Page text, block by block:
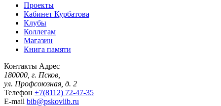
Проекты
Кабинет Курбатова
Клубы
Коллегам
Магазин
Книга памяти
Контакты Адрес
180000, г. Псков,
ул. Профсоюзная, д. 2
Телефон +7(8112) 72-47-35
E-mail bib@pskovlib.ru